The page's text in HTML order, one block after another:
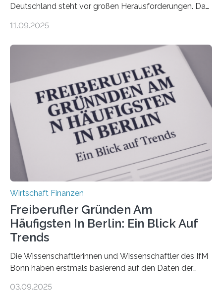
Deutschland steht vor großen Herausforderungen. Das
Dr. Matthias Beenken und Prof. Dr. Lukas Linnenbrink
Bundesverbands Deutscher Versicherungskaufleute e.V.
durchgeführt haben. Die Studie basiert auf den
Antworten von 1.440 selbstständigen
Versicherungsvertreter*innen und -makler*innen. Ein
Ergebnis: Deutlich mehr als die Hälfte der Befragten ist
über 50 Jahre alt und wird in den nächsten Jahren eine
Nachfolgeregelung benötigen. Aber nur ein Drittel hat
bereits Regelungen…
11.09.2025
Wirtschaft Finanzen
Freiberufler Gründen Am
Häufigsten In Berlin: Ein Blick Auf
Trends
Die Wissenschaftlerinnen und Wissenschaftler des IfM
Bonn haben erstmals basierend auf den Daten der
Landkreise mit den meisten Gründungen von
03.09.2025